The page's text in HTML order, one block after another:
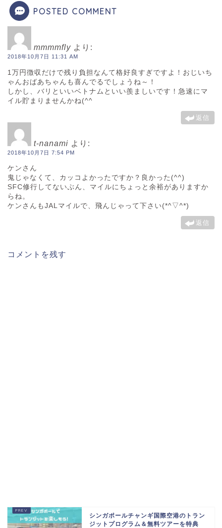
POSTED COMMENT
mmmmfly より:
2018年10月7日 11:31 AM
1万円徴収だけで残り負担なんて格好良すぎですよ！おじいち
ゃんおばあちゃんも喜んでるでしょうね～！
しかし、バリといいベトナムといい羨ましいです！急速にマ
イル貯まりませんかね(^^ゞ
返信
t-nanami より:
2018年10月7日 7:54 PM
ケンさん
鬼じゃなくて、カッコよかったですか？良かった(^^)
SFC修行してないぶん、マイルにちょっと余裕がありますか
らね。
ケンさんもJALマイルで、飛んじゃって下さい(*^▽^*)
返信
コメントを残す
シンガポールチャンギ国際空港のトラン
ジットプログラム＆無料ツアーを特典